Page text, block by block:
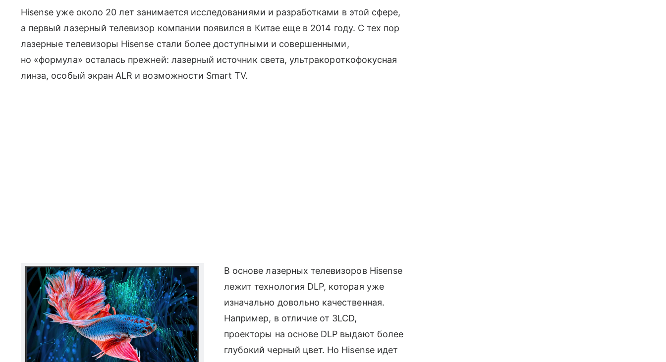
Hisense уже около 20 лет занимается исследованиями и разработками в этой сфере,
а первый лазерный телевизор компании появился в Китае еще в 2014 году. С тех пор
лазерные телевизоры Hisense стали более доступными и совершенными,
но «формула» осталась прежней: лазерный источник света, ультракороткофокусная
линза, особый экран ALR и возможности Smart TV.
В основе лазерных телевизоров Hisense
лежит технология DLP, которая уже
изначально довольно качественная.
Например, в отличие от 3LCD,
проекторы на основе DLP выдают более
глубокий черный цвет. Но Hisense идет